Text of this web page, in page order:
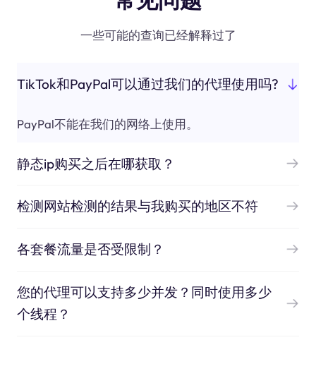
一些可能的查询已经解释过了
TikTok和PayPal可以通过我们的代理使用吗?
PayPal不能在我们的网络上使用。
静态ip购买之后在哪获取？
检测网站检测的结果与我购买的地区不符
各套餐流量是否受限制？
您的代理可以支持多少并发？同时使用多少
个线程？